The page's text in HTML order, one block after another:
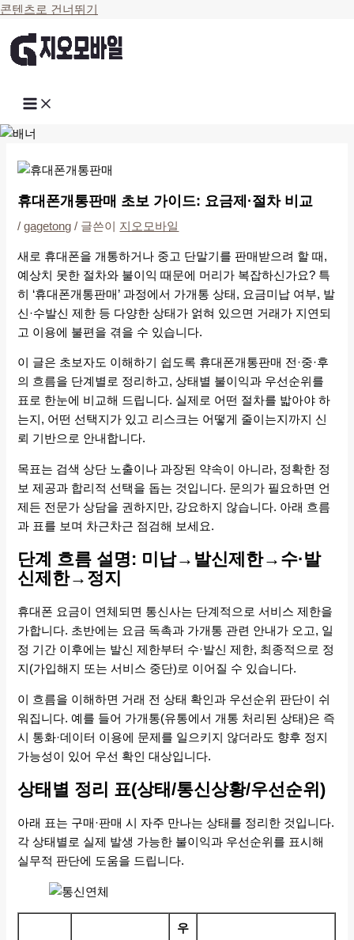
콘텐츠로 건너뛰기
휴대폰개통판매 초보 가이드: 요금제·절차 비교
/gagetong / 글쓴이 지오모바일
새로 휴대폰을 개통하거나 중고 단말기를 판매받으려 할 때,
예상치 못한 절차와 불이익 때문에 머리가 복잡하신가요? 특
히 ‘휴대폰개통판매’ 과정에서 가개통 상태, 요금미납 여부, 발
신·수발신 제한 등 다양한 상태가 얽혀 있으면 거래가 지연되
고 이용에 불편을 겪을 수 있습니다.
이 글은 초보자도 이해하기 쉽도록 휴대폰개통판매 전·중·후
의 흐름을 단계별로 정리하고, 상태별 불이익과 우선순위를
표로 한눈에 비교해 드립니다. 실제로 어떤 절차를 밟아야 하
는지, 어떤 선택지가 있고 리스크는 어떻게 줄이는지까지 신
뢰 기반으로 안내합니다.
목표는 검색 상단 노출이나 과장된 약속이 아니라, 정확한 정
보 제공과 합리적 선택을 돕는 것입니다. 문의가 필요하면 언
제든 전문가 상담을 권하지만, 강요하지 않습니다. 아래 흐름
과 표를 보며 차근차근 점검해 보세요.
단계 흐름 설명: 미납→발신제한→수·발
신제한→정지
휴대폰 요금이 연체되면 통신사는 단계적으로 서비스 제한을
가합니다. 초반에는 요금 독촉과 가개통 관련 안내가 오고, 일
정 기간 이후에는 발신 제한부터 수·발신 제한, 최종적으로 정
지(가입해지 또는 서비스 중단)로 이어질 수 있습니다.
이 흐름을 이해하면 거래 전 상태 확인과 우선순위 판단이 쉬
워집니다. 예를 들어 가개통(유통에서 개통 처리된 상태)은 즉
시 통화·데이터 이용에 문제를 일으키지 않더라도 향후 정지
가능성이 있어 우선 확인 대상입니다.
상태별 정리 표(상태/통신상황/우선순위)
아래 표는 구매·판매 시 자주 만나는 상태를 정리한 것입니다.
각 상태별로 실제 발생 가능한 불이익과 우선순위를 표시해
실무적 판단에 도움을 드립니다.
우